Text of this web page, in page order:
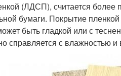
(ЛДСП), считается более
бумаги. Покрытие
быть гладкой или с
с влажностью и